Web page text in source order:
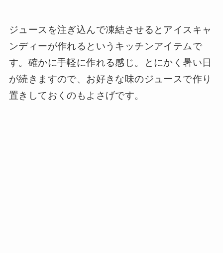
ジュースを注ぎ込んで凍結させるとアイスキャ
ンディーが作れるというキッチンアイテムで
す。確かに手軽に作れる感じ。とにかく暑い日
が続きますので、お好きな味のジュースで作り
置きしておくのもよさげです。